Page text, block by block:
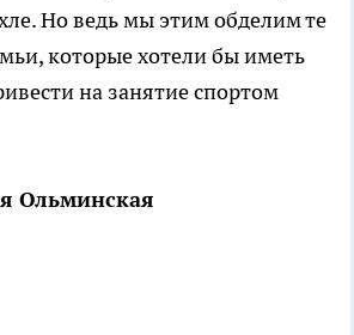
Но ведь мы этим обделим те
которые хотели бы иметь
на занятие спортом
Ольминская